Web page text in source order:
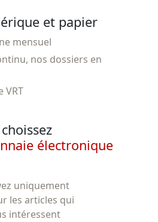
et papier
mensuel
nos dossiers en
VRT
électronique
uniquement
les articles qui
intéressent